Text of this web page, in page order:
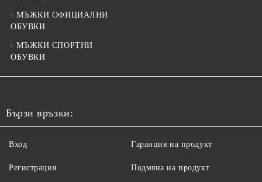
МЪЖКИ ОФИЦИАЛНИ
ОБУВКИ
МЪЖКИ СПОРТНИ
ОБУВКИ
Бързи връзки:
Вход
Регистрация
Гаранция на продукт
Подмяна на продукт